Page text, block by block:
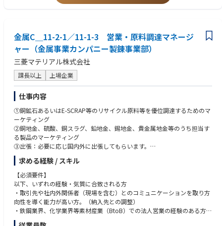
金属C＿11-2-1／11-1-3 営業・原料調達マネージ
ャー（金属事業カンパニー製錬事業部）
三菱マテリアル株式会社
課長以上 上場企業
仕事内容
①銅鉱石あるいはE-SCRAP等のリサイクル原料等を優位調達するためのマ
ーケティング
②銅地金、硫酸、銅スラグ、鉛地金、錫地金、貴金属地金等のうち担当す
る製品のマーケティング
③出張：必要に応じ国内外に出張してもらいます。
①、②とも取引の対象は国内外の法人で、その業界においてはお互いの存
在は認知しているケースがほとんどです(取引の有無を問わず)。既存顧客
の深耕の比率が高い業務となります。調達候補先あるいは販売候補先の動
向、同業他社の動き等を精査してもらいます。
※営業と原料調達は別担当となります。
求める経験 / スキル
【必須要件】
以下、いずれの経験・気質に合致される方
・取引先や社内外関係者（現場を含む）とのコミュニケーションを取り方
向性を導く能力が高い方。（納入先との調整）
・鉄鋼業界、化学業界等素材産業（BtoB）での法人営業の経験のある方。
・例えば新規の取引先に自社の優位性をアピールできるチャレンジ精神の